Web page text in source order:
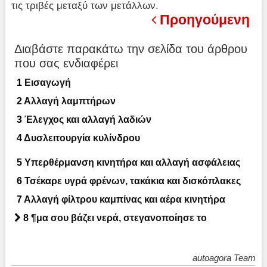
τις τριβές μεταξύ των μετάλλων.
Προηγούμενη
Διαβάστε παρακάτω την σελίδα του άρθρου
που σας ενδιαφέρει
1 Εισαγωγή
2Αλλαγή λαμπτήρων
3Έλεγχος και αλλαγή λαδιών
4Δυσλειτουργία κυλίνδρου
5Υπερθέρμανση κινητήρα και αλλαγή ασφάλειας
6Τσέκαρε υγρά φρένων, τακάκια και δισκόπλακες
7Αλλαγή φίλτρου καμπίνας και αέρα κινητήρα
8¶μα σου βάζει νερά, στεγανοποίησε το
autoagora Team